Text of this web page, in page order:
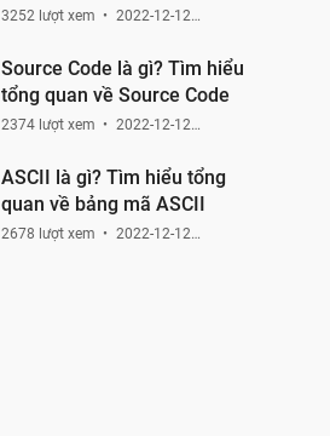
yêu cầu
3252 lượt xem
2022-12-12
Source Code là gì? Tìm hiểu
tổng quan về Source Code
2374 lượt xem
2022-12-12
ASCII là gì? Tìm hiểu tổng
quan về bảng mã ASCII
2678 lượt xem
2022-12-12